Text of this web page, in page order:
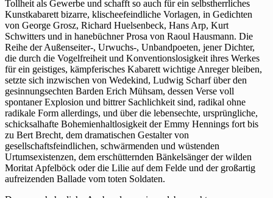
Tollheit als Gewerbe und schafft so auch für ein selbstherrliches
Kunstkabarett bizarre, klischeefeindliche Vorlagen, in Gedichten
von George Grosz, Richard Huelsenbeck, Hans Arp, Kurt
Schwitters und in hanebüchner Prosa von Raoul Hausmann. Die
Reihe der Außenseiter-, Urwuchs-, Unbandpoeten, jener Dichter,
die durch die Vogelfreiheit und Konventionslosigkeit ihres Werkes
für ein geistiges, kämpferisches Kabarett wichtige Anreger bleiben,
setzte sich inzwischen von Wedekind, Ludwig Scharf über den
gesinnungsechten Barden Erich Mühsam, dessen Verse voll
spontaner Explosion und bittrer Sachlichkeit sind, radikal ohne
radikale Form allerdings, und über die lebensechte, ursprüngliche,
schicksalhafte Bohemienhaltlosigkeit der Emmy Hennings fort bis
zu Bert Brecht, dem dramatischen Gestalter von
gesellschaftsfeindlichen, schwärmenden und wüstenden
Urtumsexistenzen, dem erschütternden Bänkelsänger der wilden
Moritat Apfelböck oder die Lilie auf dem Felde und der großartig
aufreizenden Ballade vom toten Soldaten.